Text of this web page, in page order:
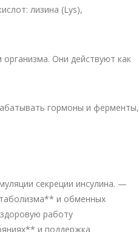
лизина (Lys),
Они действуют как
гормоны и ферменты,
секреции инсулина. —
и обменных
работу
и поддержка